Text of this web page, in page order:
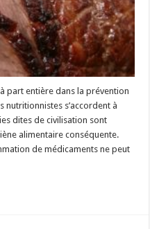
part entière dans la prévention
nutritionnistes s’accordent à
dites de civilisation sont
alimentaire conséquente.
de médicaments ne peut